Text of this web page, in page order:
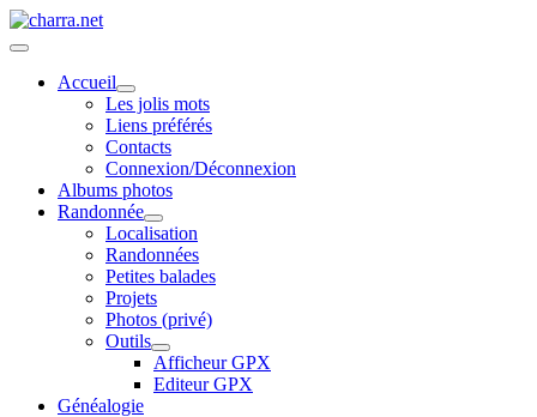
Accueil
Les jolis mots
Liens préférés
Contacts
Connexion/Déconnexion
Albums photos
Randonnée
Localisation
Randonnées
Petites balades
Projets
Photos (privé)
Outils
Afficheur GPX
Editeur GPX
Généalogie